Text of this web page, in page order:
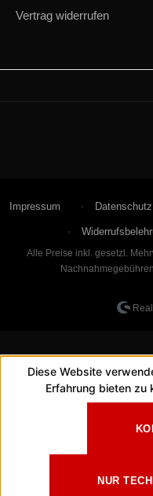
Vertrag widerrufen
Impressum Datenschutz
Alle Preise inkl. gesetzl.
Diese Website
Erfahrung bieten zu
NUR